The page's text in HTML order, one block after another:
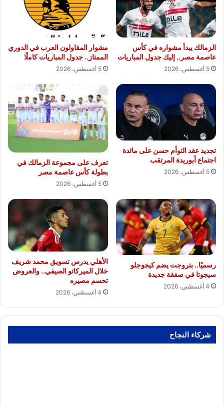
الزمالك يبدأ مشواره في كأس
عاصمة مصر.. إليك جدول المباريات
5 أغسطس، 2026
مشوار المقاولون العرب في الدوري
الممتاز.. جدول المباريات كاملًا
5 أغسطس، 2026
تجديد عقد التوأم حسن على مائدة
اجتماع أبوريدة المرتقب
5 أغسطس، 2026
تعرف على مجموعة الزمالك في
بطولة كأس عاصمة مصر
5 أغسطس، 2026
رسميًا.. بتروجت يضم كيجوجلو
سيجوتا في صفقة جديدة
4 أغسطس، 2026
الأهلي يدرس تسويق محمد شريف
خلال الميركاتو الصيفي.. والعروض
تحسم مصيره
4 أغسطس، 2026
شركاء النجاح